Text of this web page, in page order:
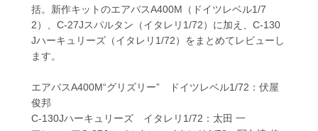
括。新作キットのエアバスA400M（ドイツレベル1/7
2）、C-27Jスパルタン（イタレリ1/72）に加え、C-130
Jハーキュリーズ（イタレリ1/72）をまとめてレビューし
ます。
エアバスA400M“グリズリー” ドイツレベル1/72：伏屋
俊邦
C-130Jハーキュリーズ イタレリ1/72：太田 一